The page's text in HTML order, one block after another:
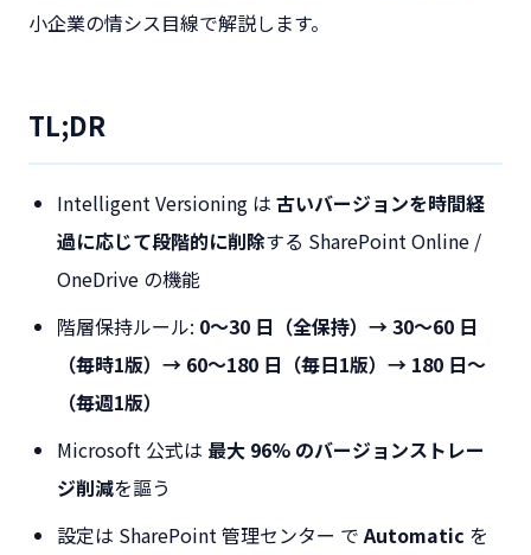
小企業の情シス目線で解説します。
TL;DR
Intelligent Versioning は 古いバージョンを時間経
過に応じて段階的に削除する SharePoint Online /
OneDrive の機能
階層保持ルール: 0〜30 日（全保持）→ 30〜60 日
（毎時1版）→ 60〜180 日（毎日1版）→ 180 日〜
（毎週1版）
Microsoft 公式は 最大 96% のバージョンストレー
ジ削減を謳う
設定は SharePoint 管理センター でAutomatic を